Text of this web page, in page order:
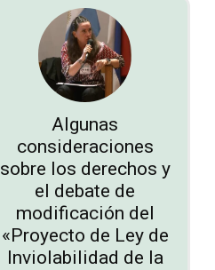
Algunas
consideraciones
sobre los derechos y
el debate de
modificación del
«Proyecto de Ley de
Inviolabilidad de la